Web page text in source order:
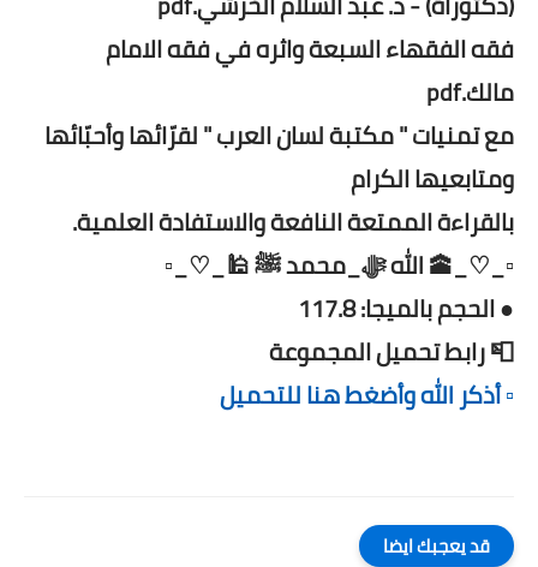
فقه الفقهاء السبعة واثره في فقه الامام
مالك.pdf
مع تمنيات " مكتبة لسان العرب " لقرّائها وأحبّائها
ومتابعيها الكرام
بالقراءة الممتعة النافعة والاستفادة العلمية.
▫️_♡_🕋 الله ﷻ_محمد ﷺ 🕌_♡_▫️
● الحجم بالميجا: 117.8
📮 رابط تحميل المجموعة
▫️ أذكر الله وأضغط هنا للتحميل
قد يعجبك ايضا